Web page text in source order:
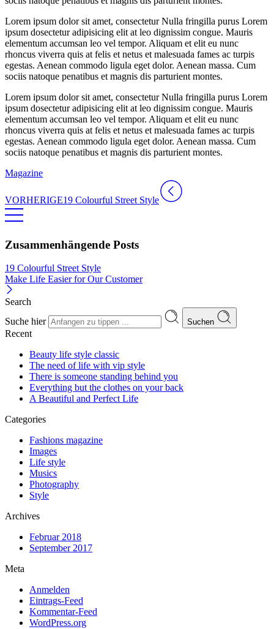
Lorem ipsum dolor sit amet, consectetur Nulla fringilla purus Lorem
ipsum dosectetur adipisicing elit at leo dignissim congue. Mauris
elementum accumsan leo vel tempor. Aliquam et elit eu nunc
rhoncus viverra quis at felis et netus et malesuada fames ac turpis
egestas. Aenean commodo ligula eget dolor. Aenean massa. Cum
sociis natoque penatibus et magnis dis parturient montes.
Lorem ipsum dolor sit amet, consectetur Nulla fringilla purus Lorem
ipsum dosectetur adipisicing elit at leo dignissim congue. Mauris
elementum accumsan leo vel tempor. Aliquam et elit eu nunc
rhoncus viverra quis at felis et netus et malesuada fames ac turpis
egestas. Aenean commodo ligula eget dolor. Aenean massa. Cum
sociis natoque penatibus et magnis dis parturient montes.
Magazine
VORHERIGE19 Colourful Street Style
Zusammenhängende Posts
19 Colourful Street Style
Make Life Easier for Our Customer
Search
Suche hier
Suchen
Recent
Beauty life style classic
The need of life with vip style
There is someone standing behind you
Everything but the clothes on your back
A Beautiful and Perfect Life
Categories
Fashions magazine
Images
Life style
Musics
Photography
Style
Archives
Februar 2018
September 2017
Meta
Anmelden
Eintrags-Feed
Kommentar-Feed
WordPress.org